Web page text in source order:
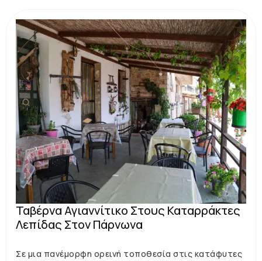
Ταβέρνα Αγιαννίτικο Στους Καταρράκτες
Λεπίδας Στον Πάρνωνα
Σε μια πανέμορφη ορεινή τοποθεσία στις κατάφυτες